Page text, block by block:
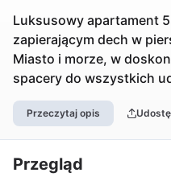
Luksusowy apartament
zapierającym dech w
Miasto i morze, w
spacery do wszystkich
Przeczytaj opis
Przegląd